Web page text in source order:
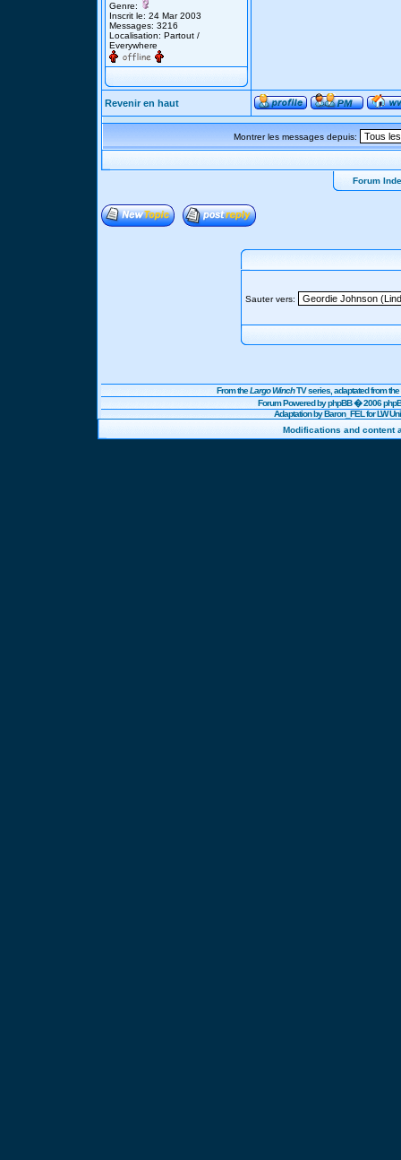
Genre:
Inscrit le: 24 Mar 2003
Messages: 3216
Localisation: Partout /
Everywhere
Revenir en haut
Montrer les messages depuis:
Forum
Sauter vers:
From theLargo WinchTV series, adaptated from
Forum Powered byphpBB� 2006
Adaptation by Baron_FEL for LW
Modifications and content